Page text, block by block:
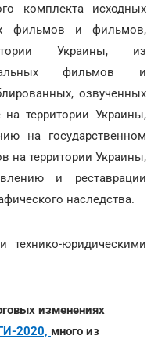
комплекта исходных
фильмов и фильмов,
Украины, из
фильмов и
озвученных
территории Украины,
на государственном
на территории Украины,
и реставрации
наследства.
юридическими
изменениях
2020, много из